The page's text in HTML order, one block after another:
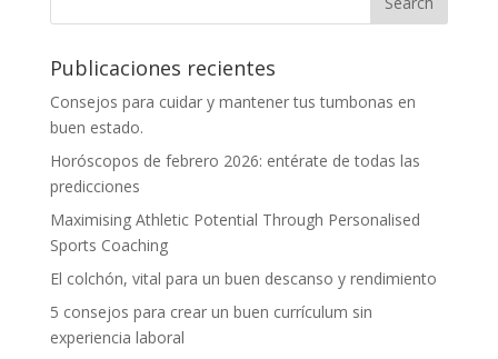
Publicaciones recientes
Consejos para cuidar y mantener tus tumbonas en
buen estado.
Horóscopos de febrero 2026: entérate de todas las
predicciones
Maximising Athletic Potential Through Personalised
Sports Coaching
El colchón, vital para un buen descanso y rendimiento
5 consejos para crear un buen currículum sin
experiencia laboral